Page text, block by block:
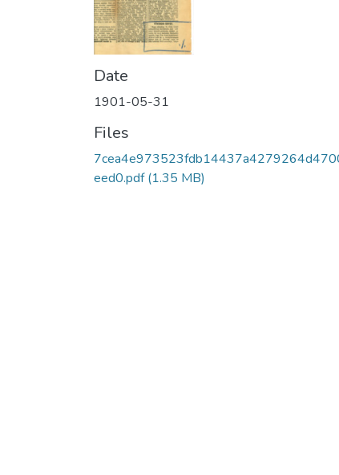
Date
1901-05-31
Files
eed0.pdf(1.35 MB)